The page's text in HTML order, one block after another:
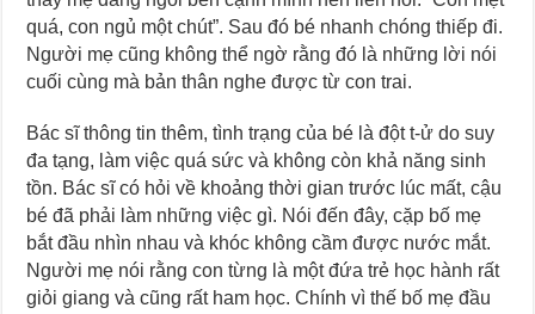
quá, con ngủ một chút”. Sau đó bé nhanh chóng thiếp đi.
Người mẹ cũng không thể ngờ rằng đó là những lời nói
cuối cùng mà bản thân nghe được từ con trai.
Bác sĩ thông tin thêm, tình trạng của bé là đột t-ử do suy
đa tạng, làm việc quá sức và không còn khả năng sinh
tồn. Bác sĩ có hỏi về khoảng thời gian trước lúc mất, cậu
bé đã phải làm những việc gì. Nói đến đây, cặp bố mẹ
bắt đầu nhìn nhau và khóc không cầm được nước mắt.
Người mẹ nói rằng con từng là một đứa trẻ học hành rất
giỏi giang và cũng rất ham học. Chính vì thế bố mẹ đầu